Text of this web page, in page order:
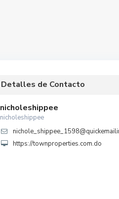
Detalles de Contacto
nicholeshippee
nicholeshippee
https://townproperties.com.do